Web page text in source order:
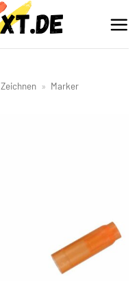
Zeichnen » Marker